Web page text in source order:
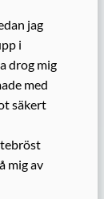
jag
i
drog mig
med
säkert
mig av